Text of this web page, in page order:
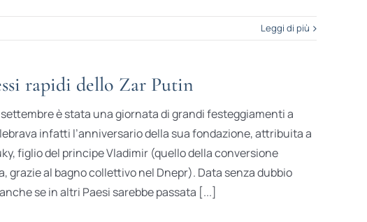
Leggi di più
rapidi dello Zar Putin
è stata una giornata di grandi festeggiamenti a
infatti l’anniversario della sua fondazione, attribuita a
figlio del principe Vladimir (quello della conversione
grazie al bagno collettivo nel Dnepr). Data senza dubbio
se in altri Paesi sarebbe passata [...]